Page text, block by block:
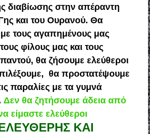
διαβίωσης στην απέραντη
και του Ουρανού. Θα
τους αγαπημένους μας
φίλους μας και τους
θα ζήσουμε ελεύθεροι
θα προστατέψουμε
παραλίες με τα γυμνά
Δεν θα ζητήσουμε άδεια από
είμαστε ελεύθεροι
ΚΑΙ